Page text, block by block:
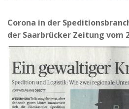
Corona in der
der Saarbrücker Zeitung vom